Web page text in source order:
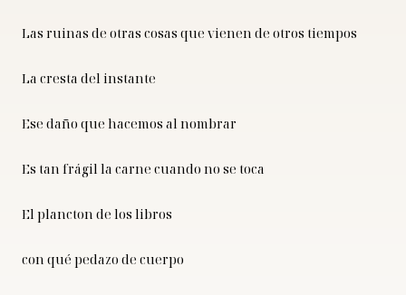
Las ruinas de otras cosas que vienen de otros tiempos
La cresta del instante
Ese daño que hacemos al nombrar
Es tan frágil la carne cuando no se toca
El plancton de los libros
con qué pedazo de cuerpo